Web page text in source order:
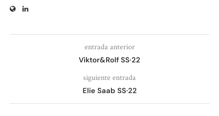
entrada anterior
Viktor&Rolf SS·22
siguiente entrada
Elie Saab SS·22